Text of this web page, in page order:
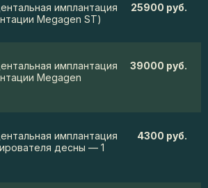
имплантация
Megagen ST)
25900 руб.
имплантация
Megagen
39000 руб.
имплантация
десны — 1
4300 руб.